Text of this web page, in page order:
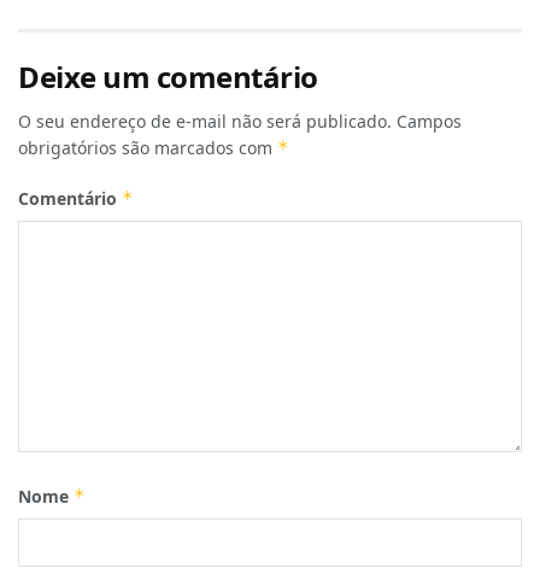
Deixe um comentário
O seu endereço de e-mail não será publicado. Campos
obrigatórios são marcados com *
Comentário *
Nome *